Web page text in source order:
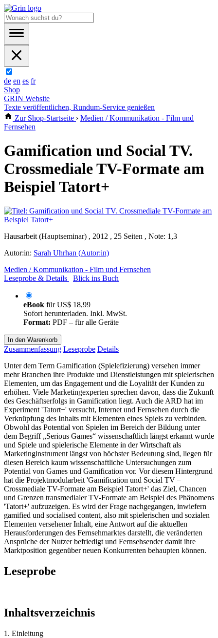
de en es fr
Shop
GRIN Website
Texte veröffentlichen, Rundum-Service genießen
Zur Shop-Startseite › Medien / Kommunikation - Film und
Fernsehen
Gamification und Social TV.
Crossmediale TV-Formate am
Beispiel Tatort+
Hausarbeit (Hauptseminar) , 2012 , 25 Seiten , Note: 1,3
Autor:in: Sarah Uhrhan (Autor:in)
Medien / Kommunikation - Film und Fernsehen
Leseprobe & Details
Blick ins Buch
eBook fürUS$ 18,99
Sofort herunterladen. Inkl. MwSt.
Format: PDF – für alle Geräte
In den Warenkorb
Zusammenfassung Leseprobe Details
Unter dem Term Gamification (Spielefizierung) versehen immer
mehr Branchen ihre Produkte und Dienstleistungen mit spielerischen
Elementen, um das Engagement und die Loyalität der Kunden zu
erhöhen. Viele Marketingexperten sprechen davon, dass die Zukunft
des Geschäftserfolgs in Gamification liegt. Auch die ARD hat im
Experiment 'Tatort+' versucht, Internet und Fernsehen durch die
Verknüpfung des Inhalts mit Elementen eines Spiels zu verbinden.
Obwohl das Potential von Spielen im Bereich der Bildung unter
dem Begriff „Serious Games“ wissenschaftlich längst erkannt wurde
und Spiele und spielerische Elemente in der Wirtschaft als
Marketinginstrument längst von höchster Bedeutung sind, liegen für
diesen Bereich kaum wissenschaftliche Untersuchungen zum
Potential von Games und Gamification vor. Vor diesem Hintergrund
hat die Projektmodularbeit 'Gamification und Social TV –
Crossmediale TV-Formate am Beispiel Tatort+' das Ziel, Chancen
und Grenzen transmedialer TV-Formate am Beispiel des Phänomens
'Tatort+' aufzuzeigen. Es wird der Frage nachgegangen, inwiefern
gamified und socialised content, also mit spielerischen und sozialen
Elementen versehener Inhalt, eine Antwort auf die aktuellen
Herausforderungen des Fernsehmarktes darstellt, die veränderten
Ansprüche der Nutzer befriedigt und Fernsehsender damit ihre
Marktposition gegenüber neuen Konkurrenten behaupten können.
Leseprobe
Inhaltsverzeichnis
1. Einleitung